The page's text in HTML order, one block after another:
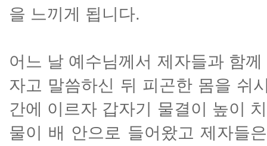
을 느끼게 됩니다.
어느 날 예수님께서 제자들과 함
자고 말씀하신 뒤 피곤한 몸을 쉬
간에 이르자 갑자기 물결이 높이
물이 배 안으로 들어왔고 제자들